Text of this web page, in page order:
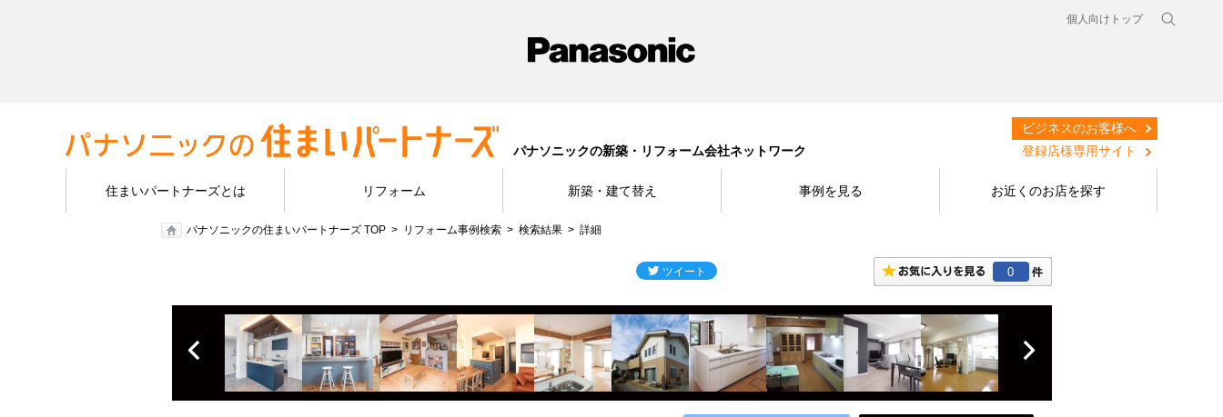
個人向けトップ
パナソニックの新築・リフォーム会社ネットワーク
ビジネスのお客様へ
登録店様専用サイト
住まいパートナーズとは リフォーム 新築・建て替え 事例を見る お近くのお店を探す
パナソニックの住まいパートナーズ TOP リフォーム事例検索 検索結果 詳細
0